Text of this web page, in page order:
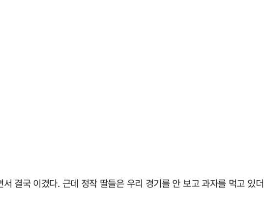
결국 이겼다. 근데 정작 딸들은 우리 경기를 안 보고 과자를 먹고 있